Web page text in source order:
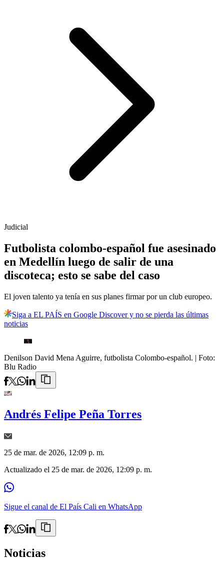
Judicial
Futbolista colombo-español fue asesinado
en Medellín luego de salir de una
discoteca; esto se sabe del caso
El joven talento ya tenía en sus planes firmar por un club europeo.
Siga a EL PAÍS en Google Discover y no se pierda las últimas
noticias
Denilson David Mena Aguirre, futbolista Colombo-español. | Foto:
Blu Radio
Andrés Felipe Peña Torres
25 de mar. de 2026, 12:09 p. m.
Actualizado el 25 de mar. de 2026, 12:09 p. m.
Sigue el canal de El País Cali en WhatsApp
Noticias